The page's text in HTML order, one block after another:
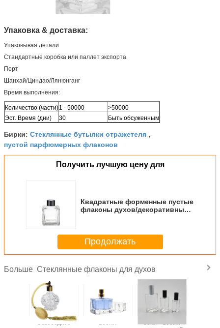
Упаковка & доставка:
Упаковывая детали
Стандартные коробка или паллет экспорта
Порт
Шанхай/Циндао/Лянюнганг
Время выполнения:
Количество (части)1 - 50000
>50000
Эст. Время (дни)
30 Быть обсуженным
Бирки: Стеклянные бутылки отражетеля ,
пустой парфюмерных флаконов
Получить лучшую цену для
Квадратные форменные пустые
флаконы духов/декоративный
Продолжать
Больше Стеклянные флаконы для духов
Освободите